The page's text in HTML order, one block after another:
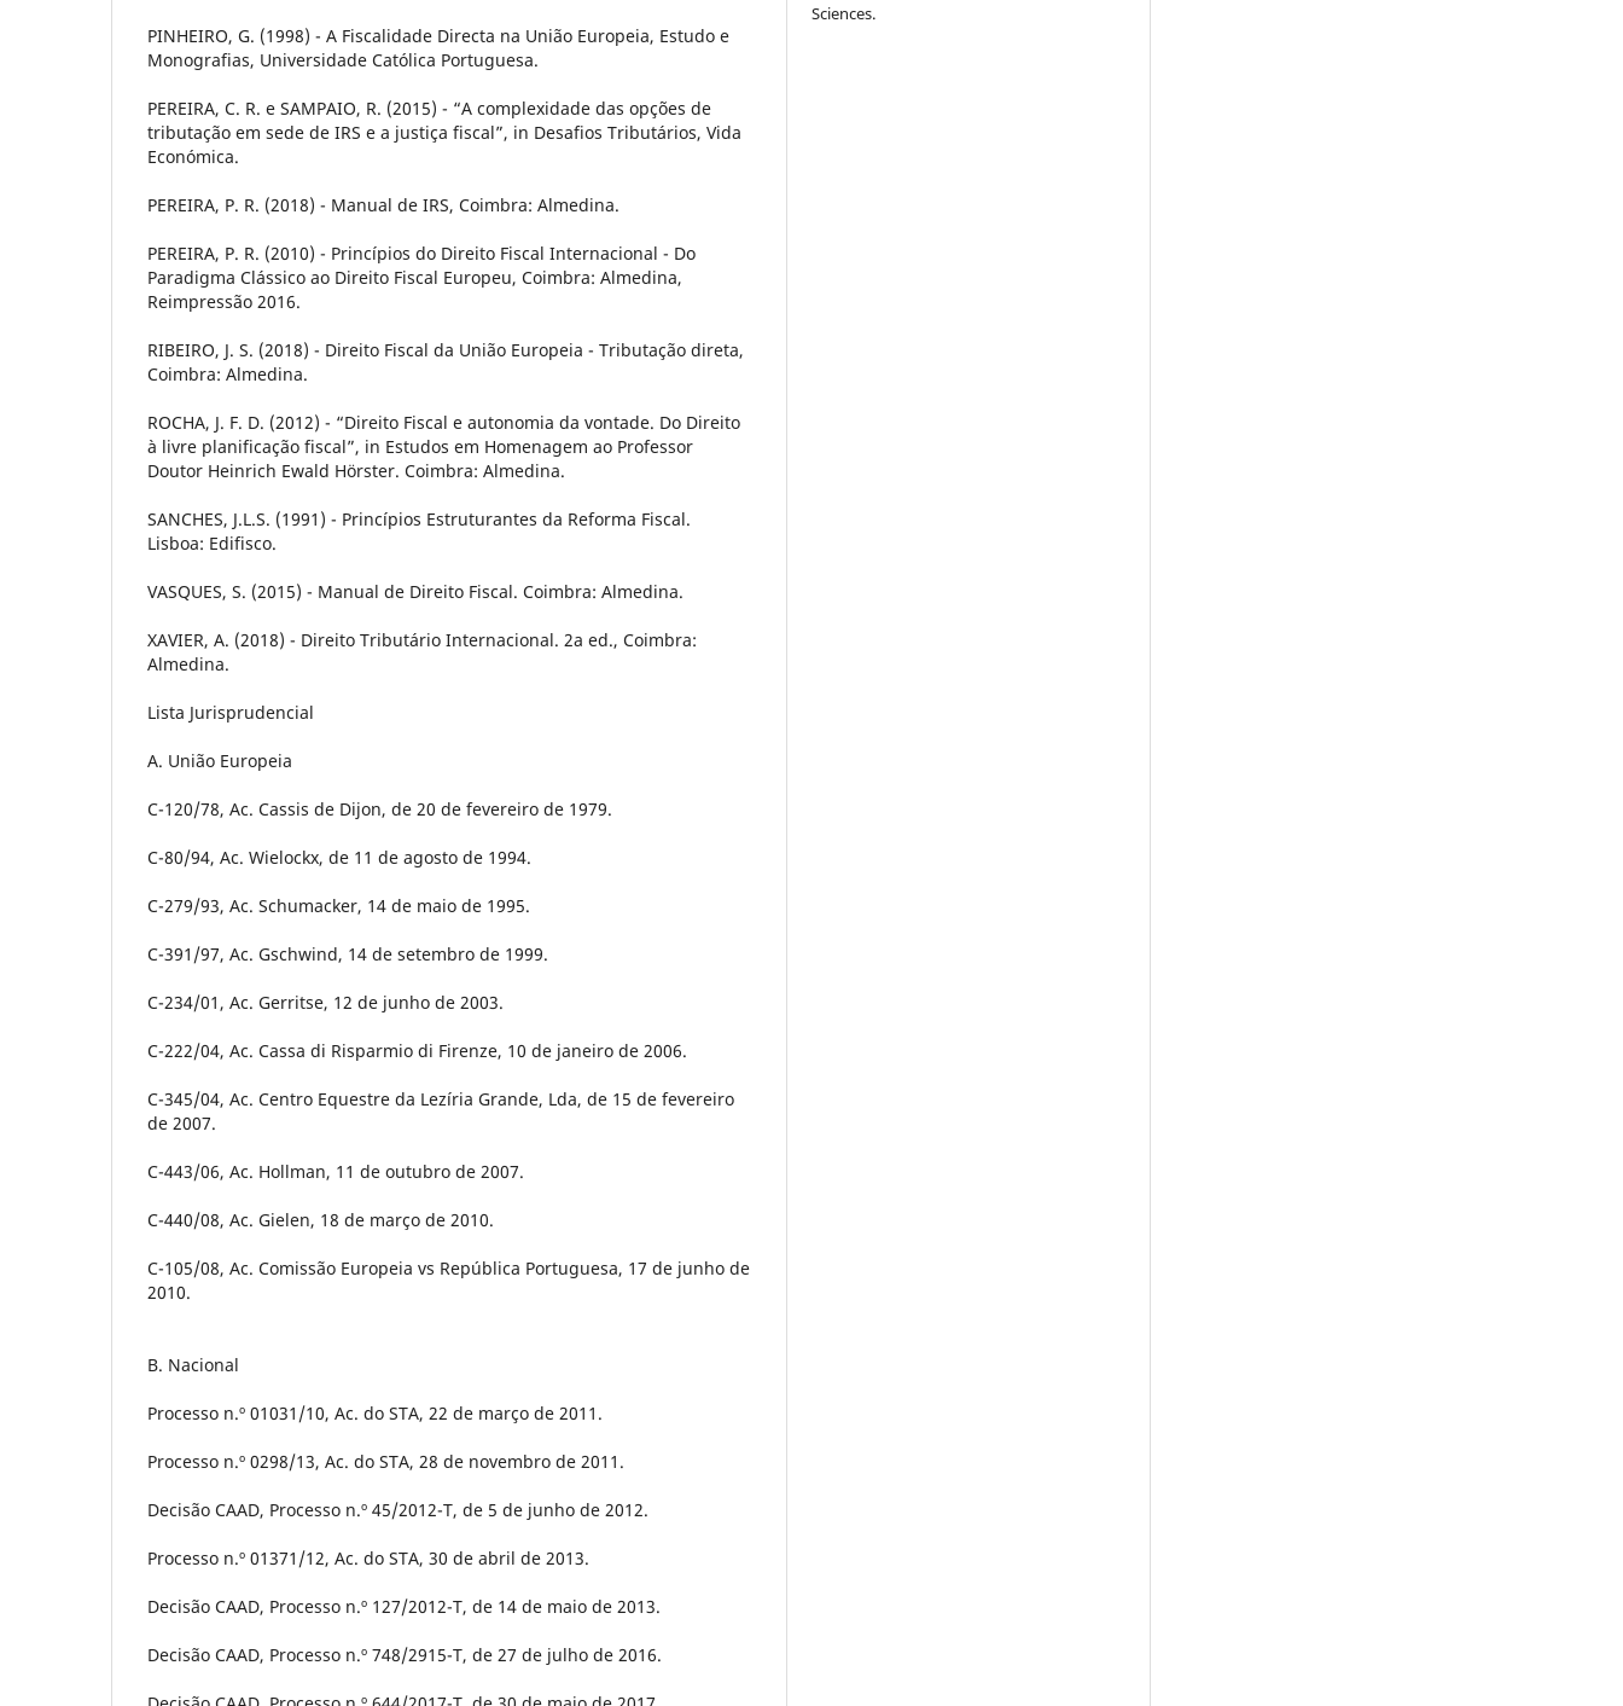
PINHEIRO, G. (1998) - A Fiscalidade Directa na União Europeia, Estudo e
Monografias, Universidade Católica Portuguesa.
PEREIRA, C. R. e SAMPAIO, R. (2015) - “A complexidade das opções de
tributação em sede de IRS e a justiça fiscal”, in Desafios Tributários, Vida
Económica.
PEREIRA, P. R. (2018) - Manual de IRS, Coimbra: Almedina.
PEREIRA, P. R. (2010) - Princípios do Direito Fiscal Internacional - Do
Paradigma Clássico ao Direito Fiscal Europeu, Coimbra: Almedina,
Reimpressão 2016.
RIBEIRO, J. S. (2018) - Direito Fiscal da União Europeia - Tributação direta,
Coimbra: Almedina.
ROCHA, J. F. D. (2012) - “Direito Fiscal e autonomia da vontade. Do Direito
à livre planificação fiscal”, in Estudos em Homenagem ao Professor
Doutor Heinrich Ewald Hörster. Coimbra: Almedina.
SANCHES, J.L.S. (1991) - Princípios Estruturantes da Reforma Fiscal.
Lisboa: Edifisco.
VASQUES, S. (2015) - Manual de Direito Fiscal. Coimbra: Almedina.
XAVIER, A. (2018) - Direito Tributário Internacional. 2a ed., Coimbra:
Almedina.
Lista Jurisprudencial
A. União Europeia
C-120/78, Ac. Cassis de Dijon, de 20 de fevereiro de 1979.
C-80/94, Ac. Wielockx, de 11 de agosto de 1994.
C-279/93, Ac. Schumacker, 14 de maio de 1995.
C-391/97, Ac. Gschwind, 14 de setembro de 1999.
C-234/01, Ac. Gerritse, 12 de junho de 2003.
C-222/04, Ac. Cassa di Risparmio di Firenze, 10 de janeiro de 2006.
C-345/04, Ac. Centro Equestre da Lezíria Grande, Lda, de 15 de fevereiro
de 2007.
C-443/06, Ac. Hollman, 11 de outubro de 2007.
C-440/08, Ac. Gielen, 18 de março de 2010.
C-105/08, Ac. Comissão Europeia vs República Portuguesa, 17 de junho de
2010.
B. Nacional
Processo n.º 01031/10, Ac. do STA, 22 de março de 2011.
Processo n.º 0298/13, Ac. do STA, 28 de novembro de 2011.
Decisão CAAD, Processo n.º 45/2012-T, de 5 de junho de 2012.
Processo n.º 01371/12, Ac. do STA, 30 de abril de 2013.
Decisão CAAD, Processo n.º 127/2012-T, de 14 de maio de 2013.
Decisão CAAD, Processo n.º 748/2915-T, de 27 de julho de 2016.
Sciences.